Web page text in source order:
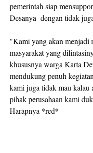
pemerintah siap
Desanya dengan tidak
"Kami yang akan
masyarakat yang
khususnya warga Karta
mendukung penuh
kami juga tidak mau kalau
pihak perusahaan kami
Harapnya *red*